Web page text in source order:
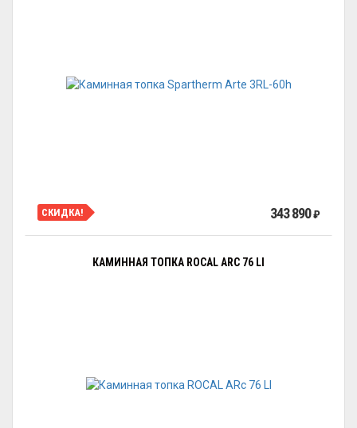
СКИДКА! 343 890₽
КАМИННАЯ ТОПКА ROCAL ARC 76 LI